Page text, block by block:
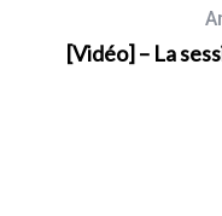
[Vidéo] – La